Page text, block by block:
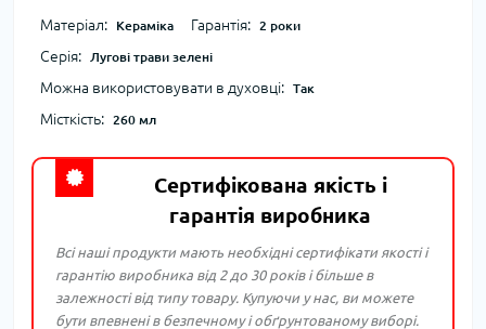
Матеріал: Кераміка Гарантія: 2 роки
Серія: Лугові трави зелені
Можна використовувати в духовці: Так
Місткість: 260 мл
Сертифікована якість і
гарантія виробника
Всі наші продукти мають необхідні сертифікати якості і
гарантію виробника від 2 до 30 років і більше в
залежності від типу товару. Купуючи у нас, ви можете
бути впевнені в безпечному і обґрунтованому виборі.